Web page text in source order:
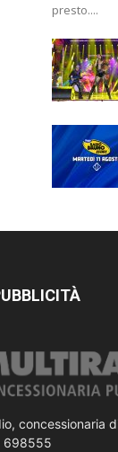
presto....
concessionaria
698555